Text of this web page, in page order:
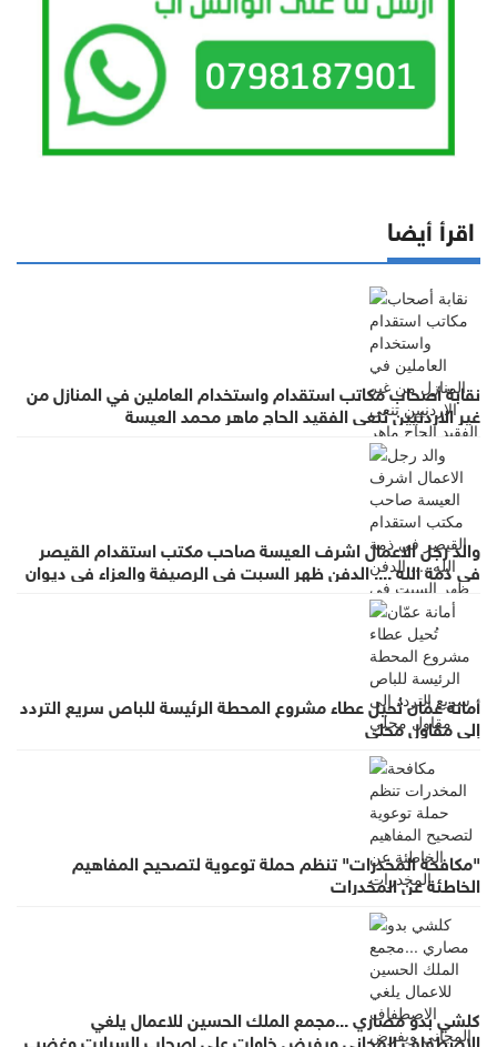
اقرأ أيضا
نقابة أصحاب مكاتب استقدام واستخدام العاملين في المنازل من
غير الاردنيين تنعى الفقيد الحاج ماهر محمد العيسة
والد رجل الاعمال اشرف العيسة صاحب مكتب استقدام القيصر
في ذمة الله .... الدفن ظهر السبت في الرصيفة والعزاء في ديوان
صانور بحي الرشيد
أمانة عمّان تُحيل عطاء مشروع المحطة الرئيسة للباص سريع التردد
إلى مقاول محلي
"مكافحة المخدرات" تنظم حملة توعوية لتصحيح المفاهيم
الخاطئة عن المخدرات
كلشي بدو مصاري ...مجمع الملك الحسين للاعمال يلغي
الاصطفاف المجاني ويفرض خاوات على اصحاب السيارت وغضب